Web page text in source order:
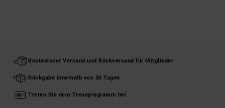
Kostenloser Versand und Rückversand für Mitglieder
Rückgabe innerhalb von 30 Tagen
Treten Sie dem Treueprogramm bei